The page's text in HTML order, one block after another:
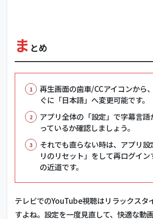
ま とめ
再生画面の歯車/CCアイコンから
ぐに「日本語」へ変更可能です。
アプリ全体の「設定」で字幕言語
っているか確認しましょう。
それでも直らない時は、アプリ設
リのリセット」をして再ログイ
の近道です。
テレビでのYouTube視聴はリラックスタ
すよね。設定を一度見直して、快適な動